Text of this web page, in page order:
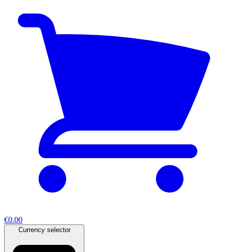
€0.00
Currency selector